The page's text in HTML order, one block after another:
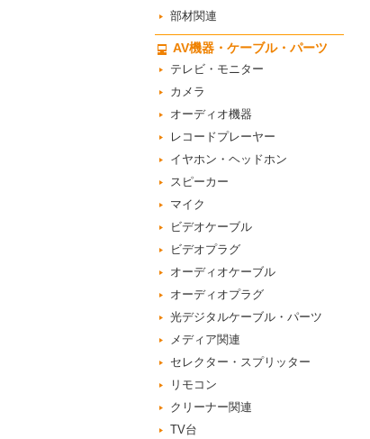
部材関連
AV機器・ケーブル・パーツ
テレビ・モニター
カメラ
オーディオ機器
レコードプレーヤー
イヤホン・ヘッドホン
スピーカー
マイク
ビデオケーブル
ビデオプラグ
オーディオケーブル
オーディオプラグ
光デジタルケーブル・パーツ
メディア関連
セレクター・スプリッター
リモコン
クリーナー関連
TV台